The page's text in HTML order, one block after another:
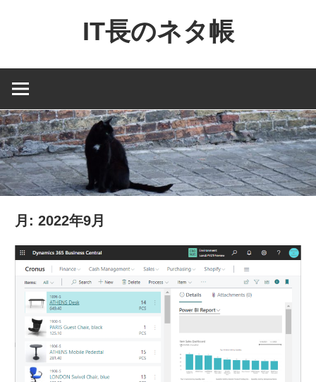
ン
へ
ス
キ
ッ
プ
IT長のネタ帳
NAV
Dynamics365
financial
を
中
に
MS
製
品
タ
月:2022年9月